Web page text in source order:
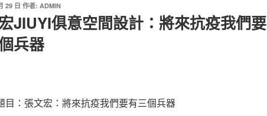
29 日 作者: ADMIN
JIUYI俱意空間設計：將來抗疫我們要
兵器
：張文宏：將來抗疫我們要有三個兵器